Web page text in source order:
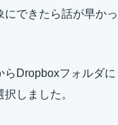
できたら話が早かっ
らDropboxフォルダに
しました。